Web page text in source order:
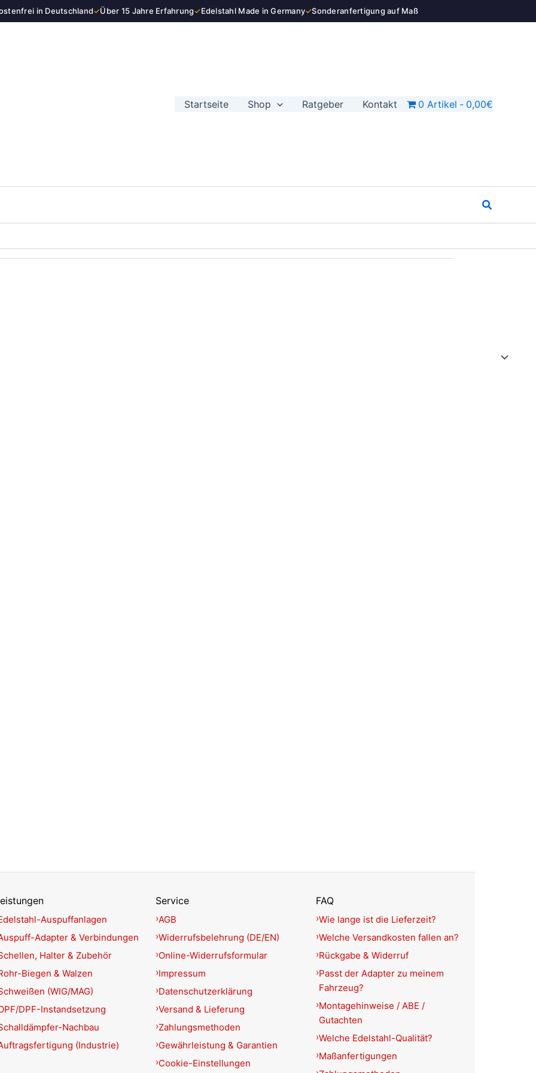
in Deutschland✓Über 15 Jahre Erfahrung✓Edelstahl Made in Germany✓Sonderanfertigung auf Maß
Startseite Shop Ratgeber Kontakt 0 Artikel 0,00€
Suchen
Auspuffanlagen
Adapter & Verbindungen
Halter & Zubehör
Biegen & Walzen
(WIG/MAG)
DPF-Instandsetzung
Nachbau
(Industrie)
Service
AGB
Widerrufsbelehrung (DE/EN)
Online-Widerrufsformular
Impressum
Datenschutzerklärung
Versand & Lieferung
Zahlungsmethoden
Gewährleistung & Garantien
Cookie-Einstellungen
FAQ
Wie lange ist die Lieferzeit?
Welche Versandkosten fallen an?
Rückgabe & Widerruf
Passt der Adapter zu meinem
Fahrzeug?
Montagehinweise / ABE /
Gutachten
Welche Edelstahl-Qualität?
Maßanfertigungen